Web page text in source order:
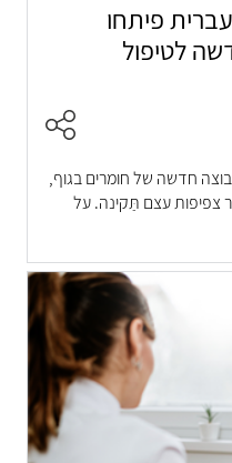
פיתחו
לטיפול
חדשה של חומרים בגוף,
עצם תַּקינה. על